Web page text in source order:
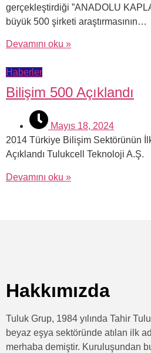
gerçekleştirdiği ”ANADOLU
büyük 500 şirketi araştırmasının…
Devamını oku »
Haberler
Bilişim 500 Açıklandı
Mayıs 18, 2024
2014 Türkiye Bilişim Sektörünün
Açıklandı Tulukcell Teknoloji A.Ş.
Devamını oku »
Hakkımızda
Tuluk Grup, 1984 yılında Tahir
beyaz eşya sektöründe atılan ilk
merhaba demiştir. Kuruluşundan